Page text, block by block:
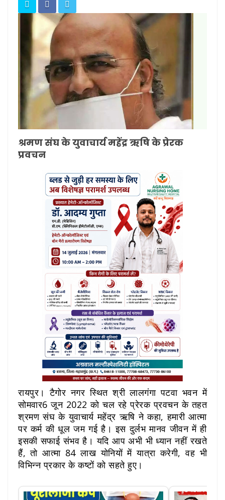
श्रमण संघ के युवाचार्य महेंद्र ऋषि के प्रेरक
प्रवचन
रायपुर। टैगोर नगर स्थित श्री लालगंगा पटवा भवन में
सोमवार6 जून 2022 को चल रहे प्रेरक प्रवचन के तहत
श्रमण संघ के युवाचार्य महेंद्र ऋषि ने कहा, हमारी आत्मा
पर कर्म की धूल जम गई है। इस दुर्लभ मानव जीवन में ही
इसकी सफाई संभव है। यदि आप अभी भी ध्यान नहीं रखते
हैं, तो आत्मा 84 लाख योनियों में यात्रा करेगी, वह भी
विभिन्न प्रकार के कष्टों को सहते हुए।